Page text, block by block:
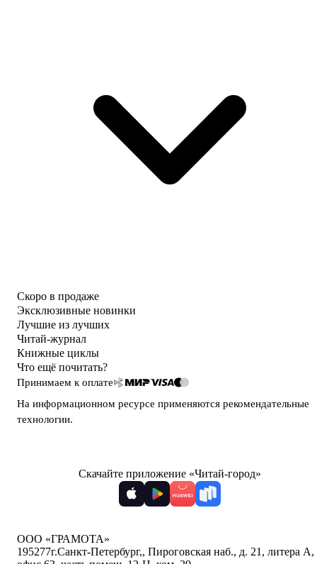
Скоро в продаже
Эксклюзивные новинки
Лучшие из лучших
Читай-журнал
Книжные циклы
Что ещё почитать?
Принимаем к оплате
На информационном ресурсе применяются рекомендательные
технологии.
Скачайте приложение «Читай-город»
ООО «ГРАМОТА»
195277г.Санкт-Петербург,, Пироговская наб., д. 21, литера А,